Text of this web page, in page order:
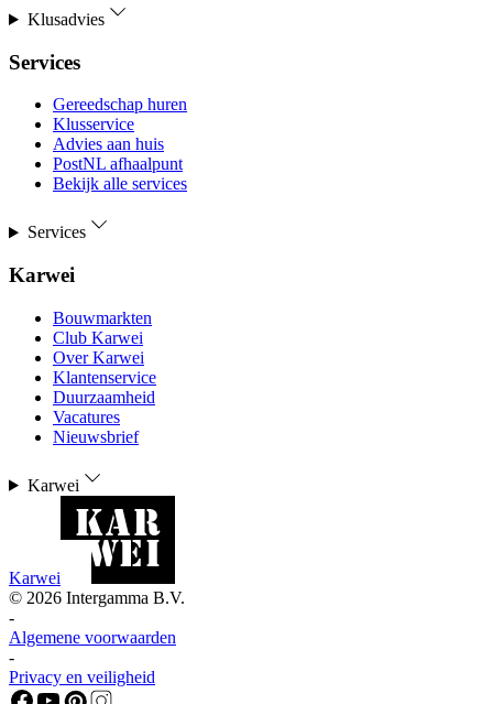
Klusadvies
Services
Gereedschap huren
Klusservice
Advies aan huis
PostNL afhaalpunt
Bekijk alle services
Services
Karwei
Bouwmarkten
Club Karwei
Over Karwei
Klantenservice
Duurzaamheid
Vacatures
Nieuwsbrief
Karwei
Karwei
© 2026 Intergamma B.V.
-
Algemene voorwaarden
-
Privacy en veiligheid